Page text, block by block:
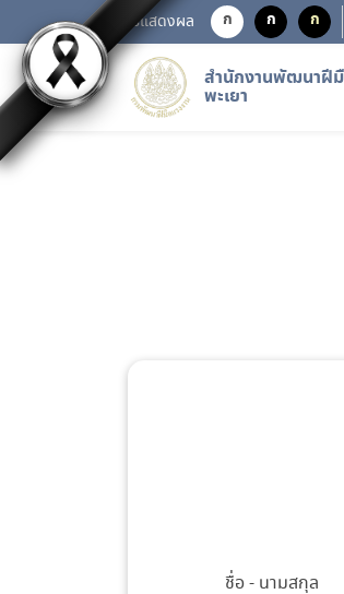
การแสดงผล ก ก ก
สำนักงานพัฒนาฝี
พะเยา
ชื่อ - นามสกุล